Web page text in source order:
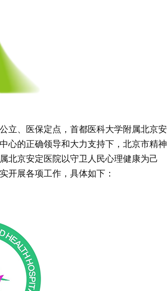
立、医保定点，首都医科大学附属北京安
心的正确领导和大力支持下，北京市精神
北京安定医院以守卫人民心理健康为己
开展各项工作，具体如下：